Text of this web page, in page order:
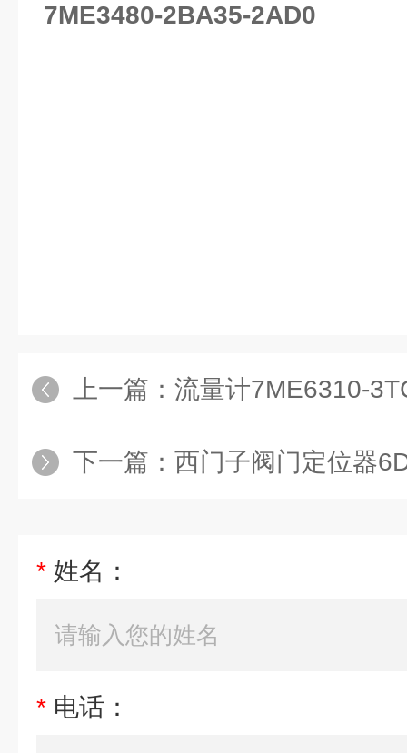
7ME3480-2BA35-2AD0
上一篇： 流量计7ME6310-
下一篇： 西门子阀门定位器
* 姓名：
* 电话：